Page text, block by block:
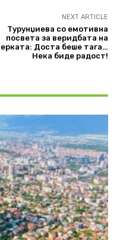
NEXT ARTICLE
Турунџиева со емотивна
посвета за веридбата на
Доста беше тага…
Нека биде радост!